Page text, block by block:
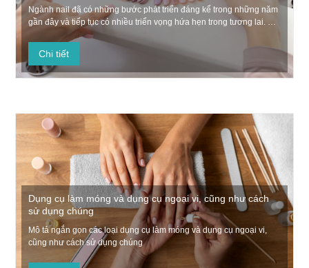
Ngành nail đã có những bước phát triển đáng kể trong những năm
gần đây và tiếp tục có nhiều triển vọng hứa hẹn trong tương lai. Xu
hướng phát triển và triển vọng của ngành nail được phân tích từ
Chi tiết
Dụng cụ làm móng và dụng cụ ngoại vi, cũng như cách
sử dụng chúng
Mô tả ngắn gọn các loại dụng cụ làm móng và dụng cụ ngoại vi,
cũng như cách sử dụng chúng